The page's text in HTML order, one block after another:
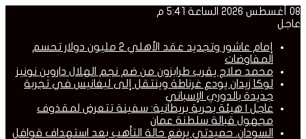
08 أغسطس 2026 الساعة 5:41 م
عاجل
إمام عاشور وتجديد عقد الأهلي 2 مليون دولار تحسم
المفاوضات
محمد صلاح يقرب طرابزون من ضم نجم الهلال داروين نونيز
لوكا زيدان يودع غرناطة وينتقل إلى ليغانيس في تجربة
جديدة بالدوري الإسباني
عاجل | هيئة بحرية بريطانية: سفينة تتعرض لمقذوف
مجهول قبالة سلطنة عمان
السودان. حميدتي يرفع حالة التأهب بعد استهداف قوافل